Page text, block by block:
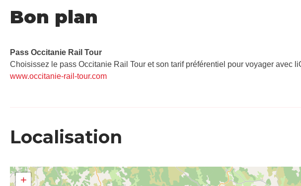
Bon plan
Pass Occitanie Rail Tour​
Choisissez le pass Occitanie Rail Tour et son tarif préférentiel pour voyager avec
www.occitanie-rail-tour.com
Localisation
+